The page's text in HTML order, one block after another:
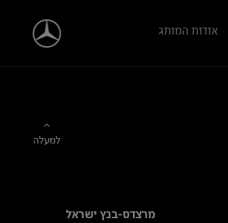
אודות המותג
למעלה
מרצדס-בנץ ישראל